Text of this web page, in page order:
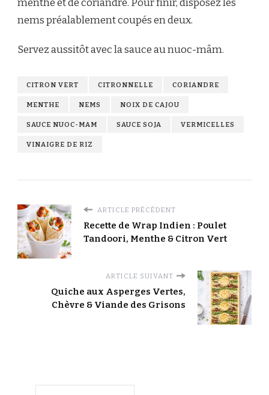
menthe et de coriandre. Pour finir, disposez les
nems préalablement coupés en deux.
Servez aussitôt avec la sauce au nuoc-mâm.
CITRON VERT CITRONNELLE CORIANDRE
MENTHE NEMS NOIX DE CAJOU
SAUCE NUOC-MAM SAUCE SOJA VERMICELLES
VINAIGRE DE RIZ
ARTICLE PRÉCÉDENT
Recette de Wrap Indien : Poulet
Tandoori, Menthe & Citron Vert
ARTICLE SUIVANT
Quiche aux Asperges Vertes,
Chèvre & Viande des Grisons